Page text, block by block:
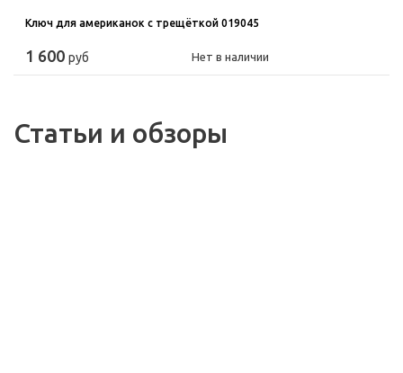
Ключ для американок с трещёткой 019045
1 600 руб Нет в наличии
Статьи и обзоры